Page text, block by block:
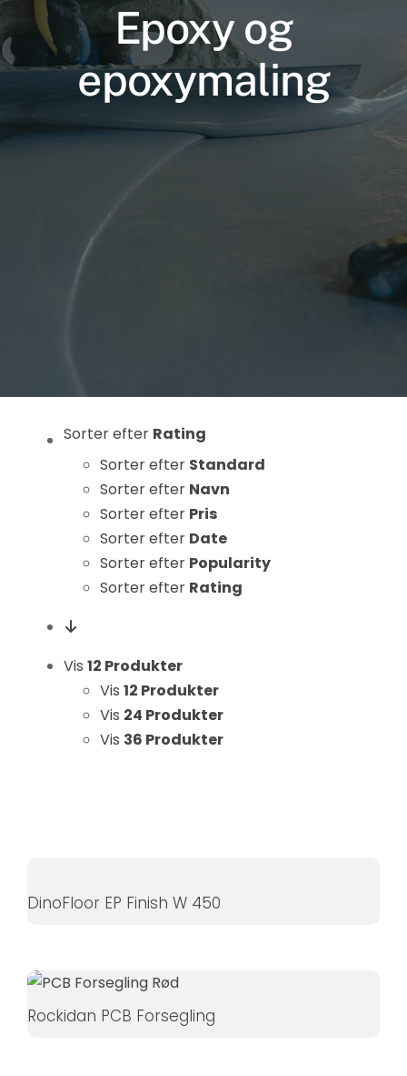
Epoxy og
epoxymaling
Sorter efter Rating
Sorter efter Standard
Sorter efter Navn
Sorter efter Pris
Sorter efter Date
Sorter efter Popularity
Sorter efter Rating
Vis 12 Produkter
Vis 12 Produkter
Vis 24 Produkter
Vis 36 Produkter
DinoFloor EP Finish W 450
Rockidan PCB Forsegling
Nødvendige
nødvendige
hjemmesiden
forbedre
funktionalitet
og struktur, ud
fra hvordan
hjemmesiden
For at vores
skal fungere
så godt som
muligt under
dit besøg.
hjemmesiden.
Ved at
dele dine